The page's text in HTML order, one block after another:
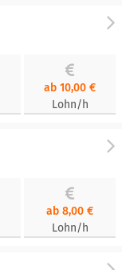
ab 10,00 €
Lohn/h
ab 8,00 €
Lohn/h